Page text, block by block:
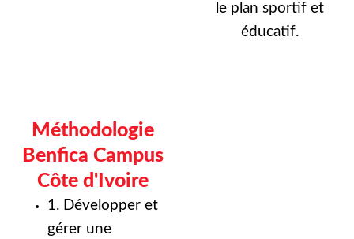
le plan sportif et
éducatif.
Méthodologie
Benfica Campus
Côte d'Ivoire
1. Développer et
gérer une